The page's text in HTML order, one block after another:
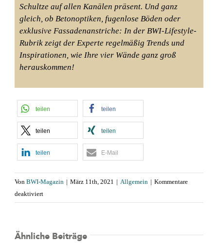
Schultze auf allen Kanälen präsent. Und ganz
gleich, ob Betonoptiken, fugenlose Böden oder
exklusive Fassadenanstriche: In der BWI-Lifestyle-
Rubrik zeigt der Experte regelmäßig Trends und
Inspirationen, wie Ihre vier Wände ganz groß
herauskommen!
teilen teilen
teilen teilen
teilen E-Mail
Von BWI-Magazin | März 11th, 2021 | Allgemein | Kommentare
deaktiviertfür
Ähnliche Beiträge